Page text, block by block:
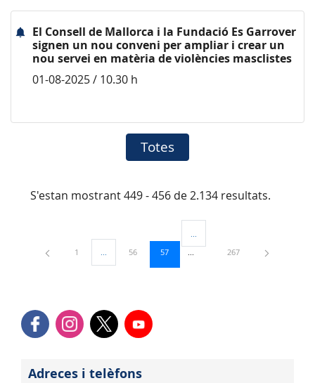
El Consell de Mallorca i la Fundació Es Garrover
signen un nou conveni per ampliar i crear un
nou servei en matèria de violències masclistes
01-08-2025 / 10.30 h
Totes
S'estan mostrant 449 - 456 de 2.134 resultats.
Pàgina
1 ...Pàgines intermèdies Utilitzeu TAB per navegar.
Pàgina
56 Pàgina
57
Pàgines intermèdies Utilitzeu
Pàgina
267
Adreces i telèfons